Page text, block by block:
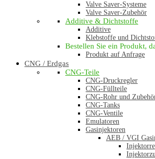
Valve Saver-Systeme
Valve Saver-Zubehör
Additive & Dichtstoffe
Additive
Klebstoffe und
Bestellen Sie ein Produkt,
Produkt auf Anfrage
CNG / Erdgas
CNG-Teile
CNG-Druckregler
CNG-Füllteile
CNG-Rohr und
CNG-Tanks
CNG-Ventile
Emulatoren
Gasinjektoren
AEB / VGI